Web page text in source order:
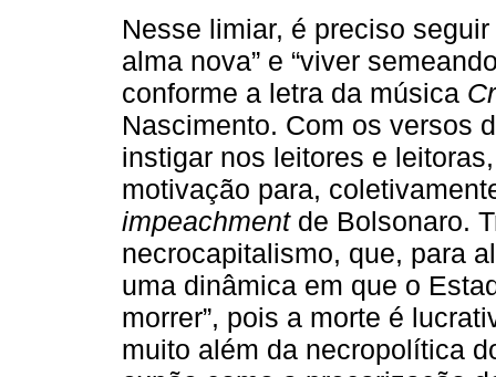
Nesse limiar, é preciso
alma nova” e “viver
conforme a letra da música
Nascimento. Com os versos
instigar nos leitores e
motivação para,
impeachmentde Bolsonaro.
necrocapitalismo, que, para
uma dinâmica em que o
morrer”, pois a morte é
muito além da necropolítica